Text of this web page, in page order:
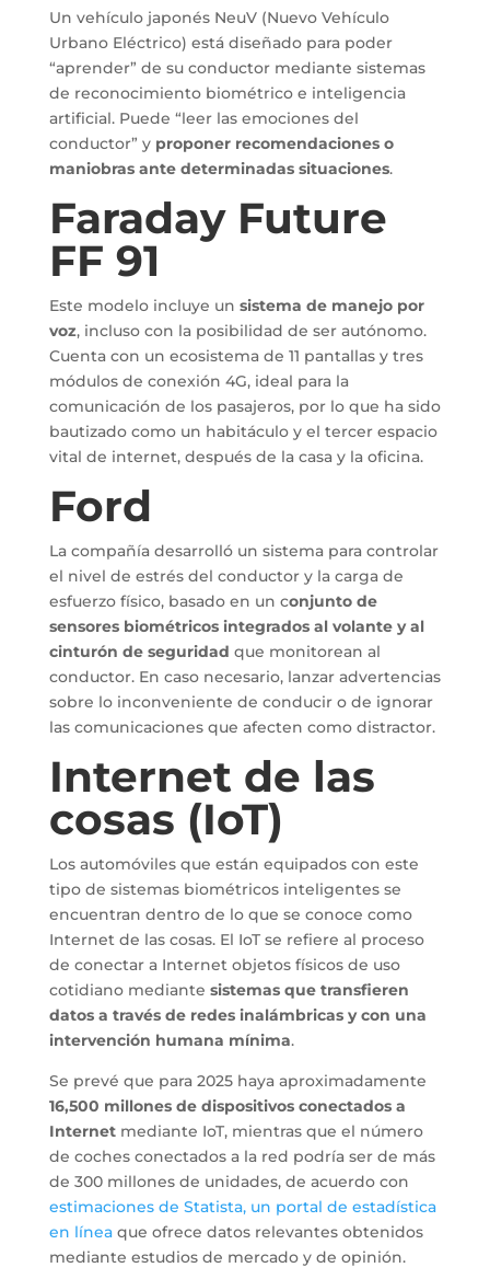
Un vehículo japonés NeuV (Nuevo Vehículo
Urbano Eléctrico) está diseñado para poder
“aprender” de su conductor mediante sistemas
de reconocimiento biométrico e inteligencia
artificial. Puede “leer las emociones del
conductor” y proponer recomendaciones o
maniobras ante determinadas situaciones.
Faraday Future
FF 91
Este modelo incluye un sistema de manejo por
voz, incluso con la posibilidad de ser autónomo.
Cuenta con un ecosistema de 11 pantallas y tres
módulos de conexión 4G, ideal para la
comunicación de los pasajeros, por lo que ha sido
bautizado como un habitáculo y el tercer espacio
vital de internet, después de la casa y la oficina.
Ford
La compañía desarrolló un sistema para controlar
el nivel de estrés del conductor y la carga de
esfuerzo físico, basado en un conjunto de
sensores biométricos integrados al volante y al
cinturón de seguridad que monitorean al
conductor. En caso necesario, lanzar advertencias
sobre lo inconveniente de conducir o de ignorar
las comunicaciones que afecten como distractor.
Internet de las
cosas (IoT)
Los automóviles que están equipados con este
tipo de sistemas biométricos inteligentes se
encuentran dentro de lo que se conoce como
Internet de las cosas. El IoT se refiere al proceso
de conectar a Internet objetos físicos de uso
cotidiano mediante sistemas que transfieren
datos a través de redes inalámbricas y con una
intervención humana mínima.
Se prevé que para 2025 haya aproximadamente
16,500 millones de dispositivos conectados a
Internetmediante IoT, mientras que el número
de coches conectados a la red podría ser de más
de 300 millones de unidades, de acuerdo con
estimaciones de Statista, un portal de estadística
en línea que ofrece datos relevantes obtenidos
mediante estudios de mercado y de opinión.